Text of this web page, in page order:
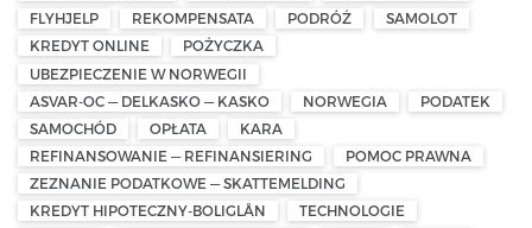
FLYHJELP
REKOMPENSATA PODRÓŻ
SAMOLOT
KREDYT ONLINE
POŻYCZKA
UBEZPIECZENIE W NORWEGII
ASVAR-OC — DELKASKO — KASKO
NORWEGIA
PODATEK
SAMOCHÓD
OPŁATA
KARA
REFINANSOWANIE — REFINANSIERING
POMOC PRAWNA
ZEZNANIE PODATKOWE — SKATTEMELDING
KREDYT HIPOTECZNY-BOLIGLÅN
TECHNOLOGIE